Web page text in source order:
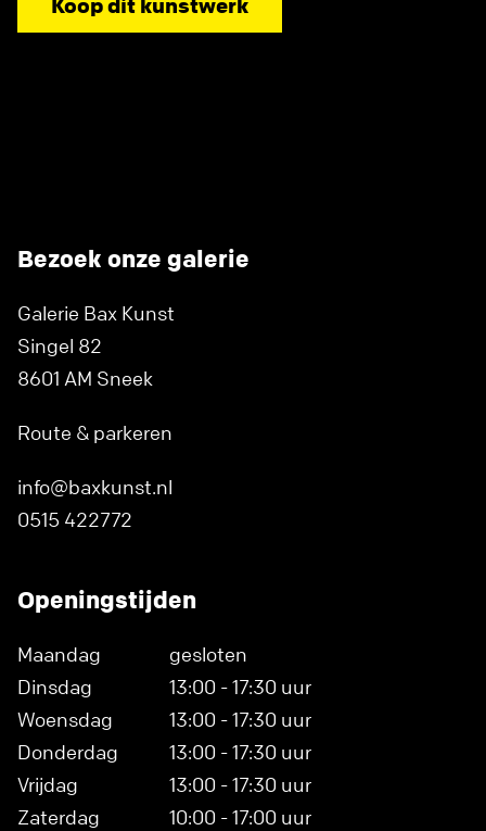
Bezoek onze galerie
Galerie Bax Kunst
Singel 82
8601 AM Sneek
Route & parkeren
info@baxkunst.nl
0515 422772
Openingstijden
Maandag
gesloten
Dinsdag
13:00 - 17:30 uur
Woensdag
13:00 - 17:30 uur
Donderdag
13:00 - 17:30 uur
Vrijdag
13:00 - 17:30 uur
Zaterdag
10:00 - 17:00 uur